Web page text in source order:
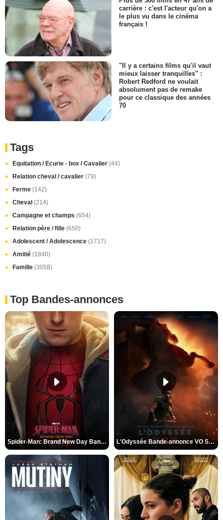
carrière : c'est l'acteur qu'on a
le plus vu dans le cinéma
français !
"Il y a certains films qu'il vaut
mieux laisser tranquilles" :
Robert Redford ne voulait
absolument pas de remake
pour ce classique des années
70
Tags
Equitation / Ecurie - box / Cavalier (44)
Relation cheval / cavalier (79)
Ferme (142)
Cheval (214)
Campagne et champs (654)
Relation père / fille (650)
Adolescent / Adolescence (1717)
Amitié (1840)
Famille (3058)
Top Bandes-annonces
Spider-Man: Brand New Day Bande-annonce VO STFR L'Odyssée Bande-annonce VO STFR